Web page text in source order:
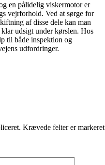
en pålidelig viskermotor er
vejrforhold. Ved at sørge for
af disse dele kan man
udsigt under kørslen. Hos
til både inspektion og
udfordringer.
Krævede felter er markeret